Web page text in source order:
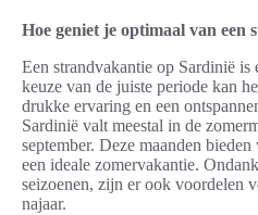
Hoe geniet je optimaal van een
Een strandvakantie op Sardinië
keuze van de juiste periode kan
drukke ervaring en een
Sardinië valt meestal in de
september. Deze maanden
een ideale zomervakantie.
seizoenen, zijn er ook voordelen
najaar.